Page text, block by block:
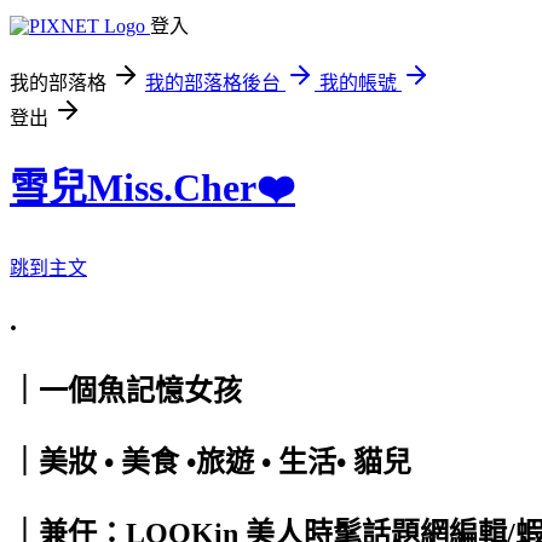
登入
我的部落格 我的部落格後台
我的帳號
登出
雪兒Miss.Cher❤️
跳到主文
.
｜一個魚記憶女孩
｜美妝 • 美食 •旅遊 • 生活• 貓兒
｜兼任：LOOKin 美人時髦話題網編輯/